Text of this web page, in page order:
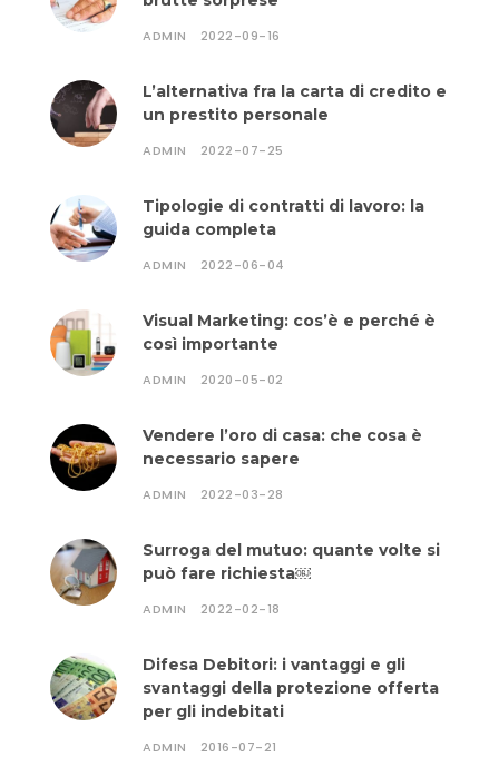
ADMIN 2022-09-16
L’alternativa fra la carta di credito e
un prestito personale
ADMIN 2022-07-25
Tipologie di contratti di lavoro: la
guida completa
ADMIN 2022-06-04
Visual Marketing: cos’è e perché è
così importante
ADMIN 2020-05-02
Vendere l’oro di casa: che cosa è
necessario sapere
ADMIN 2022-03-28
Surroga del mutuo: quante volte si
può fare richiesta￼
ADMIN 2022-02-18
Difesa Debitori: i vantaggi e gli
svantaggi della protezione offerta
per gli indebitati
ADMIN 2016-07-21